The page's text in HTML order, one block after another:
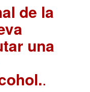
de la
una
.